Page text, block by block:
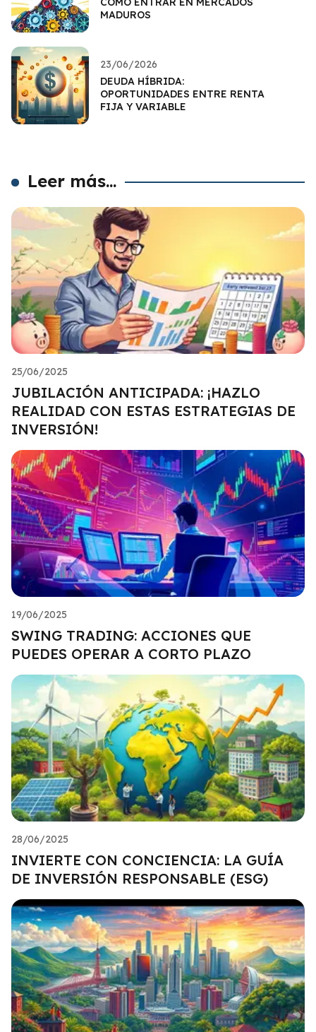
MADUROS
23/06/2026
DEUDA HÍBRIDA:
OPORTUNIDADES ENTRE RENTA
FIJA Y VARIABLE
Leer más...
25/06/2025
JUBILACIÓN ANTICIPADA: ¡HAZLO
REALIDAD CON ESTAS ESTRATEGIAS DE
INVERSIÓN!
19/06/2025
SWING TRADING: ACCIONES QUE
PUEDES OPERAR A CORTO PLAZO
28/06/2025
INVIERTE CON CONCIENCIA: LA GUÍA
DE INVERSIÓN RESPONSABLE (ESG)